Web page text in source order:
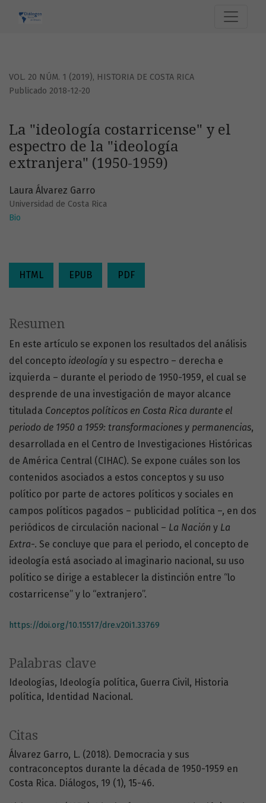
VOL. 20 NÚM. 1 (2019), HISTORIA DE COSTA RICA
La "ideología costarricense" y el
espectro de la "ideología
extranjera" (1950-1959)
Publicado 2018-12-20
Laura Álvarez Garro
Universidad de Costa Rica
Bio
HTML EPUB PDF
Palabras clave
Ideologías Ideología política Guerra Civil Historia
política
Identidad Nacional.
Resumen
En este artículo se exponen los resultados del análisis
del concepto ideología y su espectro – derecha e
izquierda – durante el periodo de 1950-1959, el cual se
desprende de una investigación de mayor alcance
titulada Conceptos políticos en Costa Rica durante el
periodo de 1950 a 1959: transformaciones y permanencias,
desarrollada en el Centro de Investigaciones Históricas
de América Central (CIHAC). Se expone cuáles son los
contenidos asociados a estos conceptos y su uso
político por parte de actores políticos y sociales en
campos políticos pagados – publicidad política –, en dos
periódicos de circulación nacional – La Nación y La
Extra-. Se concluye que para el periodo, el concepto de
ideología está asociado al imaginario nacional, su uso
político se dirige a establecer la distinción entre “lo
costarricense” y lo “extranjero”.
https://doi.org/10.15517/dre.v20i1.33769
Citas
Álvarez Garro, L. (2018). Democracia y sus
contraconceptos durante la década de 1950-1959 en
Costa Rica. Diálogos, 19 (1), 15-46.